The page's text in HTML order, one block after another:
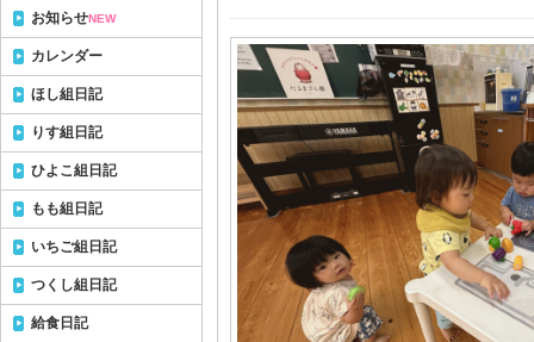
お知らせNEW
カレンダー
ほし組日記
りす組日記
ひよこ組日記
もも組日記
いちご組日記
つくし組日記
給食日記